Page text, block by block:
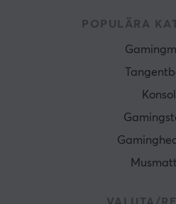
POPULÄRA
Konsol